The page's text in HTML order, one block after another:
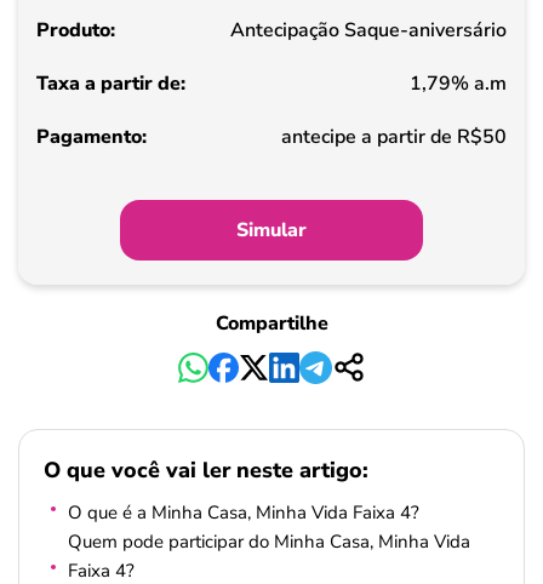
de
Pagamento
Antecipação Saque-aniversário
1,79% a.m
antecipe a partir de R$50
Simular
Compartilhe
O que você vai ler neste artigo:
O que é a Minha Casa, Minha Vida Faixa 4?
Quem pode participar do Minha Casa, Minha Vida
Faixa 4?